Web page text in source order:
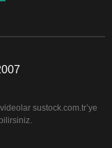
sustock.com.tr’ye